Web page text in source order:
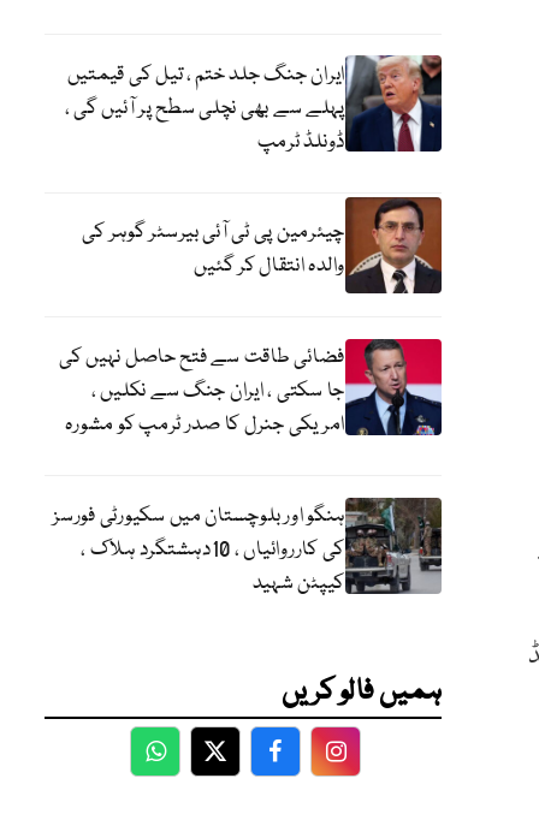
ایران جنگ جلد ختم ، تیل کی قیمتیں
پہلے سے بھی نچلی سطح پر آئیں گی ،
ڈونلڈ ٹرمپ
چیئرمین پی ٹی آئی بیرسٹر گوہر کی
والدہ انتقال کر گئیں
فضائی طاقت سے فتح حاصل نہیں کی
جا سکتی ، ایران جنگ سے نکلیں ،
امریکی جنرل کا صدر ٹرمپ کو مشورہ
ہنگو اور بلوچستان میں سکیورٹی فورسز
کی کارروائیاں ، 10دہشتگرد ہلاک ،
کیپٹن شہید
ہمیں فالو کریں
WhatsApp
TwitterFacebookFacebook